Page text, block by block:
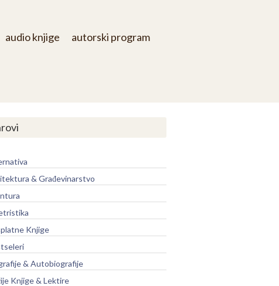
audio knjige autorski program
& Građevinarstvo
Knjige
& Autobiografije
Knjige & Lektire